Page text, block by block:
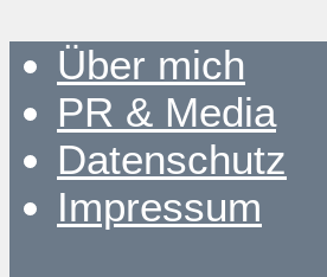
Über mich
PR & Media
Datenschutz
Impressum